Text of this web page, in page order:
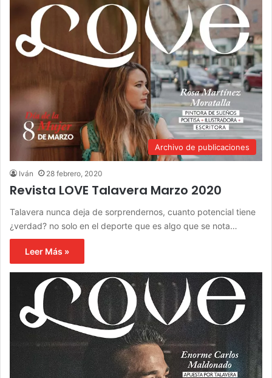
Archivo de publicaciones
Iván 28 febrero, 2020
Revista LOVE Talavera Marzo 2020
Talavera nunca deja de sorprendernos, cuanto potencial tiene
¿verdad? no solo en el deporte que es algo que se nota…
Leer Más »